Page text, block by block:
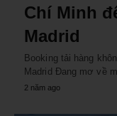
Chí Minh
Madrid
Booking tải hàng
Madrid Đang mơ về
2 năm ago